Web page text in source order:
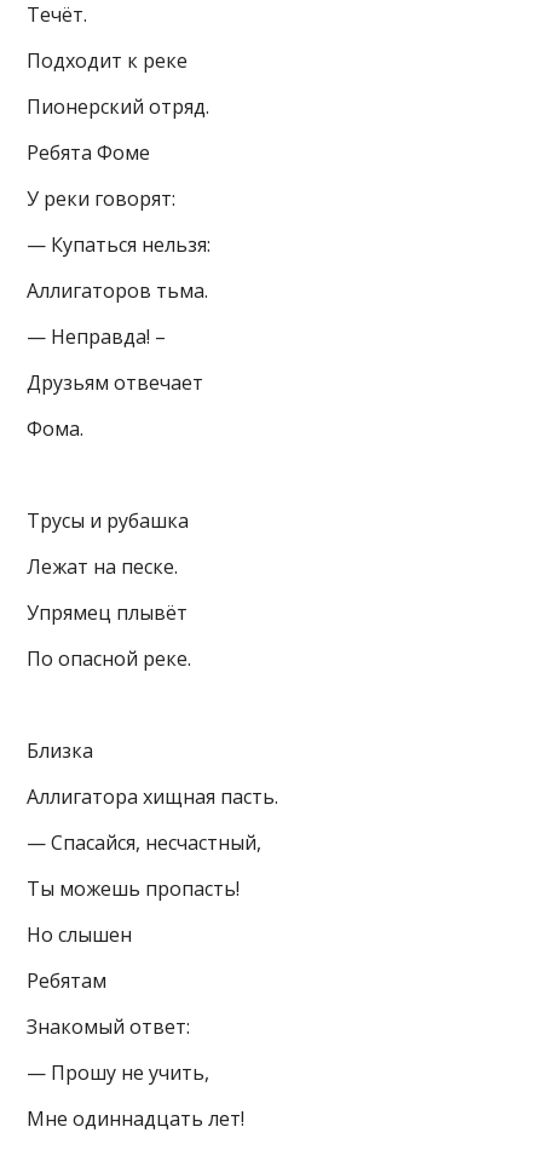
Течёт.
Подходит к реке
Пионерский отряд.
Ребята Фоме
У реки говорят:
— Купаться нельзя:
Аллигаторов тьма.
— Неправда! –
Друзьям отвечает
Фома.
Трусы и рубашка
Лежат на песке.
Упрямец плывёт
По опасной реке.
Близка
Аллигатора хищная пасть.
— Спасайся, несчастный,
Ты можешь пропасть!
Но слышен
Ребятам
Знакомый ответ:
— Прошу не учить,
Мне одиннадцать лет!